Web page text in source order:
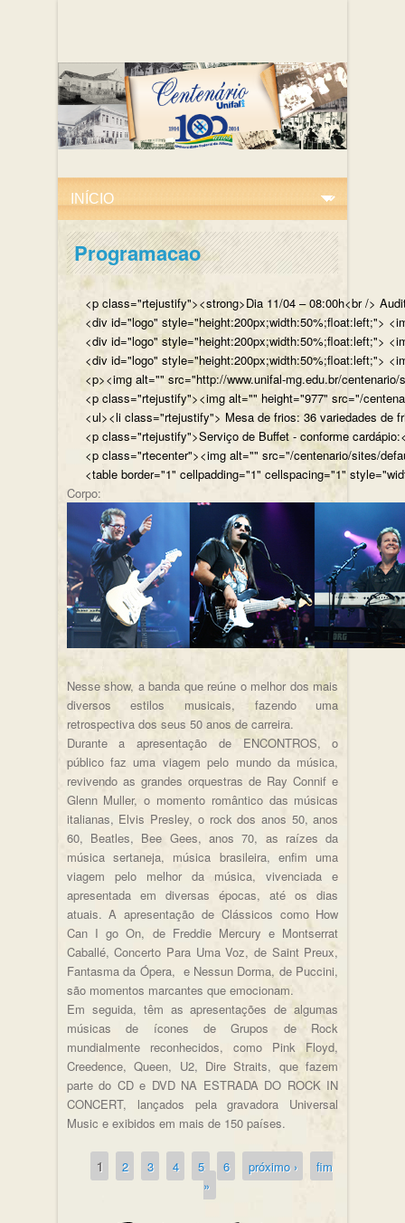
Programacao
<p class="rtejustify"><strong>Dia 11/04 – 08:00h<br />
<div id="logo" style="height:200px;width:50%;float:left;">
<div id="logo" style="height:200px;width:50%;float:left;">
<div id="logo" style="height:200px;width:50%;float:left;">
<p><img alt="" src="http://www.unifal-mg.edu.br/
<p class="rtejustify"><img alt="" height="977" src="/
<ul><li class="rtejustify"> Mesa de frios: 36 variedades de
<p class="rtejustify">Serviço de Buffet - conforme
<p class="rtecenter"><img alt="" src="/centenario/sites/
<table border="1" cellpadding="1" cellspacing="1"
Corpo:
Nesse show, a banda que reúne o melhor dos mais
diversos estilos musicais, fazendo uma
retrospectiva dos seus 50 anos de carreira.
Durante a apresentação de ENCONTROS, o
público faz uma viagem pelo mundo da música,
revivendo as grandes orquestras de Ray Connif e
Glenn Muller, o momento romântico das músicas
italianas, Elvis Presley, o rock dos anos 50, anos
60, Beatles, Bee Gees, anos 70, as raízes da
música sertaneja, música brasileira, enfim uma
viagem pelo melhor da música, vivenciada e
apresentada em diversas épocas, até os dias
atuais. A apresentação de Clássicos como How
Can I go On, de Freddie Mercury e Montserrat
Caballé, Concerto Para Uma Voz, de Saint Preux,
Fantasma da Ópera, e Nessun Dorma, de Puccini,
são momentos marcantes que emocionam.
Em seguida, têm as apresentações de algumas
músicas de ícones de Grupos de Rock
mundialmente reconhecidos, como Pink Floyd,
Creedence, Queen, U2, Dire Straits, que fazem
parte do CD e DVD NA ESTRADA DO ROCK IN
CONCERT, lançados pela gravadora Universal
Music e exibidos em mais de 150 países.
Páginas
1 2 3 4 5 6 próximo ›
fim
»